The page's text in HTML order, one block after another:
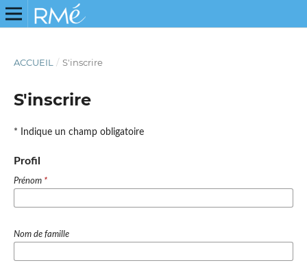
ACCUEIL / S'inscrire
S'inscrire
* Indique un champ obligatoire
Profil
Prénom *
Nom de famille